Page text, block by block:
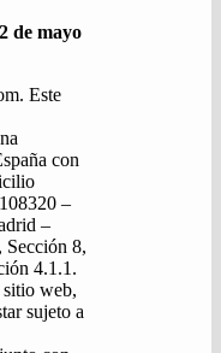
de mayo
Este
con
–
–
8,
4.1.1.
web,
sujeto a